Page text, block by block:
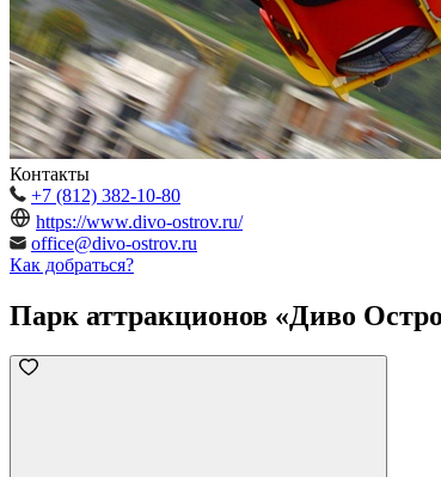
Контакты
+7 (812) 382-10-80
https://www.divo-ostrov.ru/
office@divo-ostrov.ru
Как добраться?
Парк аттракционов «Диво